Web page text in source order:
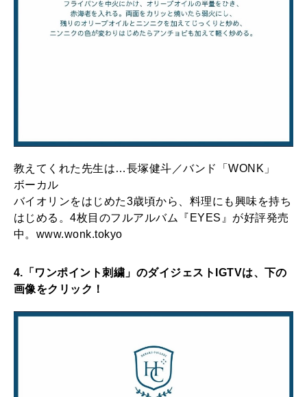
教えてくれた先生は…長塚健斗／バンド「WONK」
ボーカル
バイオリンをはじめた3歳頃から、料理にも興味を持ち
はじめる。4枚目のフルアルバム『EYES』が好評発売
中。www.wonk.tokyo
4.「ワンポイント刺繍」のダイジェストIGTVは、下の
画像をクリック！